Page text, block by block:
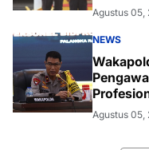
Agustus 05,
NEWS
Agustus 05,